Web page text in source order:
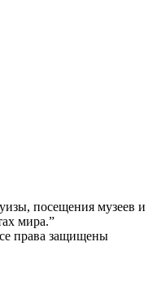
посещения музеев и
мира.”
права защищены